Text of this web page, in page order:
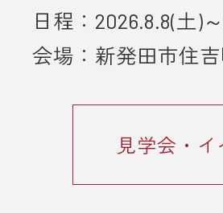
日程：2026.8.8(土)
会場：新発田市住
見学会・